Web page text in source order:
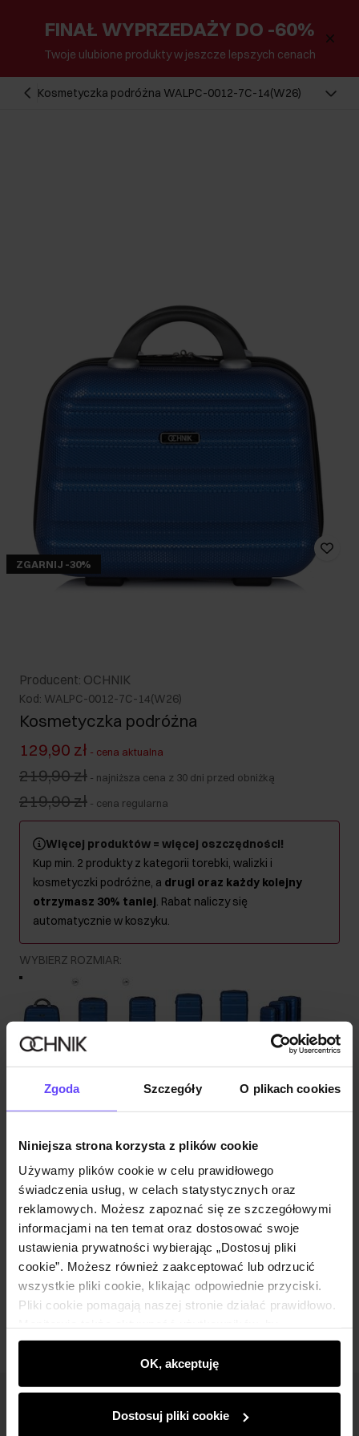
Zgoda Szczegóły O plikach cookies
Niniejsza strona korzysta z plików cookie
Używamy plików cookie w celu prawidłowego
świadczenia usług, w celach statystycznych oraz
reklamowych. Możesz zapoznać się ze szczegółowymi
informacjami na ten temat oraz dostosować swoje
ustawienia prywatności wybierając „Dostosuj pliki
cookie”. Możesz również zaakceptować lub odrzucić
wszystkie pliki cookie, klikając odpowiednie przyciski.
Pliki cookie pomagają naszej stronie działać prawidłowo.
wyświetlać im dopasowane do ich preferencji treści,
rekomendacje oraz komunikaty reklamowe informujące o
najnowszych promocjach w e-sklepie. Informacje o tym,
partnerom społecznościowym, reklamowym i
OK, akceptuję
Dostosuj pliki cookie
FINAŁ WYPRZEDAŻY DO -60%
Twoje ulubione produkty w jeszcze lepszych cenach
Kosmetyczka podróżna WALPC-0012-7C-14(W26)
ZGARNIJ -30%
Producent: OCHNIK
Kod: WALPC-0012-7C-14(W26)
Kosmetyczka podróżna
129,90 zł - cena aktualna
219,90 zł - najniższa cena z 30 dni przed obniżką
219,90 zł - cena regularna
Więcej produktów = więcej oszczędności!
Kup min. 2 produkty z kategorii torebki, walizki i
kosmetyczki podróżne, a drugi oraz każdy kolejny
otrzymasz 30% taniej. Rabat naliczy się
automatycznie w koszyku.
WYBIERZ ROZMIAR:
Kuferek Kabinowa Komplet
Kolor:
Wysyłka do 2 dni roboczych
Opis produktu
Skład i wymiary
Opinie
Newsletter